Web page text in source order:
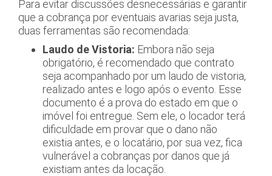
Para evitar discussões desnecessárias e garantir
que a cobrança por eventuais avarias seja justa,
duas ferramentas são recomendada:
Laudo de Vistoria: Embora não seja
obrigatório, é recomendado que contrato
seja acompanhado por um laudo de vistoria,
realizado antes e logo após o evento. Esse
documento é a prova do estado em que o
imóvel foi entregue. Sem ele, o locador terá
dificuldade em provar que o dano não
existia antes, e o locatário, por sua vez, fica
vulnerável a cobranças por danos que já
existiam antes da locação.